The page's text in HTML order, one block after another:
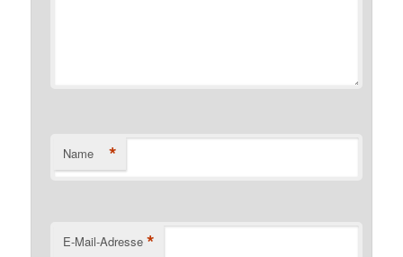
Name *
E-Mail-Adresse *